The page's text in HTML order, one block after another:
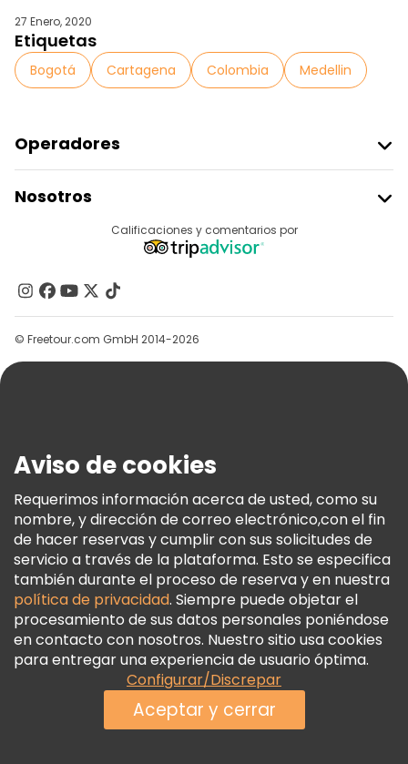
27 Enero, 2020
Etiquetas
Bogotá Cartagena Colombia Medellin
Operadores
Acceder Como Proveedor
Programa De Afiliados
Nosotros
Contacto
Grupos
Ayuda
Términos E Información Legal
Política De Cookies
Freetour Premios
Programa De Fidelidad
Calificaciones y comentarios por
© Freetour.com GmbH 2014-2026
Aviso de cookies
Requerimos información acerca de usted, como su
nombre, y dirección de correo electrónico,con el fin
de hacer reservas y cumplir con sus solicitudes de
servicio a través de la plataforma. Esto se especifica
también durante el proceso de reserva y en nuestra
política de privacidad. Siempre puede objetar el
procesamiento de sus datos personales poniéndose
en contacto con nosotros. Nuestro sitio usa cookies
para entregar una experiencia de usuario óptima.
Configurar/Discrepar
Aceptar y cerrar